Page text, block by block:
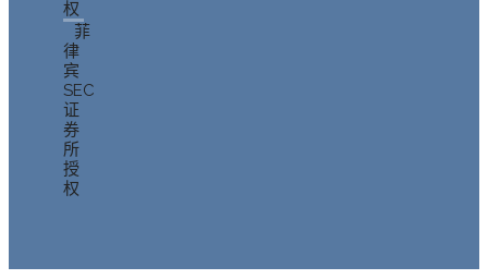
权
菲
律
宾
SEC
证
券
所
授
权